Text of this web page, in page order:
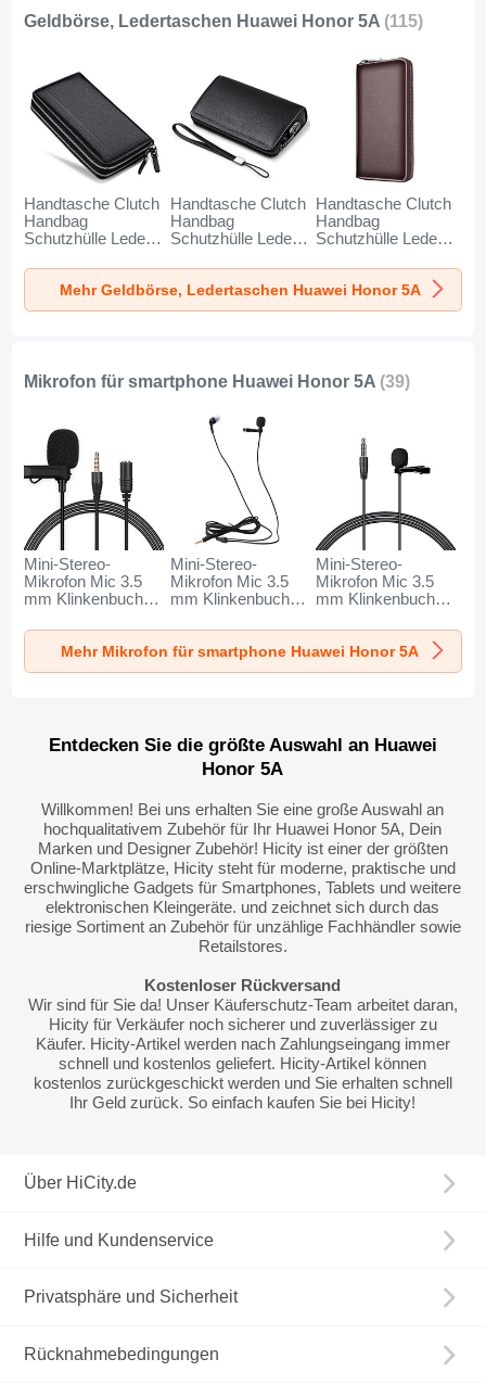
Geldbörse, Ledertaschen Huawei Honor 5A (115)
Handtasche Clutch
Handbag
Schutzhülle Leder
Huawei Honor 5A
Schwarz
Handtasche Clutch
Handbag
Schutzhülle Leder
Huawei Honor 5A
Schwarz
Handtasche Clutch
Handbag
Schutzhülle Leder
Huawei Honor 5A
Braun
Mehr Geldbörse, Ledertaschen Huawei Honor 5A
Mikrofon für smartphone Huawei Honor 5A (39)
Mini-Stereo-
Mikrofon Mic 3.5
mm Klinkenbuchse
Honor 5A Schwarz
Mini-Stereo-
Mikrofon Mic 3.5
mm Klinkenbuchse
Honor 5A Schwarz
Mini-Stereo-
Mikrofon Mic 3.5
mm Klinkenbuchse
Honor 5A Schwarz
Mehr Mikrofon für smartphone Huawei Honor 5A
Entdecken Sie die größte Auswahl an Huawei
Honor 5A
Willkommen! Bei uns erhalten Sie eine große Auswahl an
hochqualitativem Zubehör für Ihr Huawei Honor 5A, Dein
Marken und Designer Zubehör! Hicity ist einer der größten
Online-Marktplätze, Hicity steht für moderne, praktische und
erschwingliche Gadgets für Smartphones, Tablets und weitere
elektronischen Kleingeräte. und zeichnet sich durch das
riesige Sortiment an Zubehör für unzählige Fachhändler sowie
Retailstores.
Kostenloser Rückversand
Wir sind für Sie da! Unser Käuferschutz-Team arbeitet daran,
Hicity für Verkäufer noch sicherer und zuverlässiger zu
Käufer. Hicity-Artikel werden nach Zahlungseingang immer
schnell und kostenlos geliefert. Hicity-Artikel können
kostenlos zurückgeschickt werden und Sie erhalten schnell
Ihr Geld zurück. So einfach kaufen Sie bei Hicity!
Über HiCity.de
Hilfe und Kundenservice
Privatsphäre und Sicherheit
Rücknahmebedingungen